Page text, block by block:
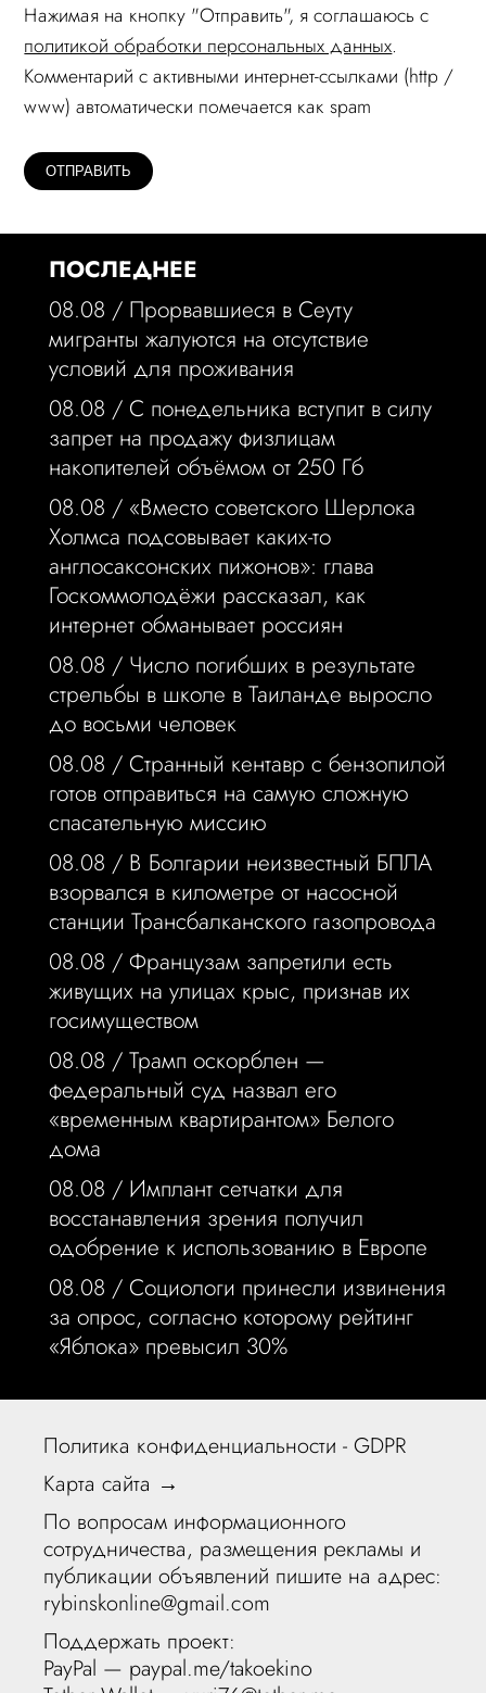
Нажимая на кнопку "Отправить", я соглашаюсь c
политикой обработки персональных данных.
Комментарий c активными интернет-ссылками (http /
www) автоматически помечается как spam
ПОСЛЕДНЕЕ
08.08 / Прорвавшиеся в Сеуту
мигранты жалуются на отсутствие
условий для проживания
08.08 / С понедельника вступит в силу
запрет на продажу физлицам
накопителей объёмом от 250 Гб
08.08 / «Вместо советского Шерлока
Холмса подсовывает каких-то
англосаксонских пижонов»: глава
Госкоммолодёжи рассказал, как
интернет обманывает россиян
08.08 / Число погибших в результате
стрельбы в школе в Таиланде выросло
до восьми человек
08.08 / Странный кентавр с бензопилой
готов отправиться на самую сложную
спасательную миссию
08.08 / В Болгарии неизвестный БПЛА
взорвался в километре от насосной
станции Трансбалканского газопровода
08.08 / Французам запретили есть
живущих на улицах крыс, признав их
госимуществом
08.08 / Трамп оскорблен —
федеральный суд назвал его
«временным квартирантом» Белого
дома
08.08 / Имплант сетчатки для
восстанавления зрения получил
одобрение к использованию в Европе
08.08 / Социологи принесли извинения
за опрос, согласно которому рейтинг
«Яблока» превысил 30%
Политика конфиденциальности - GDPR
Карта сайта →
По вопросам информационного
сотрудничества, размещения рекламы и
публикации объявлений пишите на адрес:
rybinskonline@gmail.com
Поддержать проект:
PayPal — paypal.me/takoekino